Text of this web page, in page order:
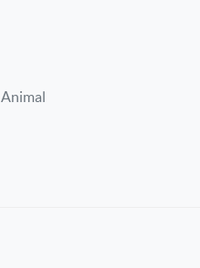
Animal